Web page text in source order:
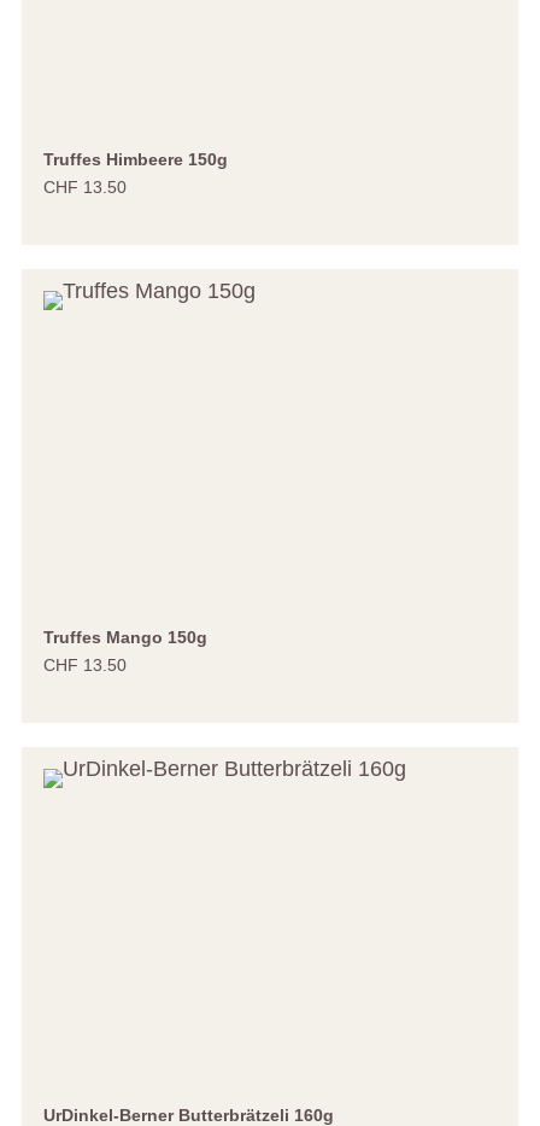
Truffes Himbeere 150g
CHF 13.50
Truffes Mango 150g
CHF 13.50
UrDinkel-Berner Butterbrätzeli 160g